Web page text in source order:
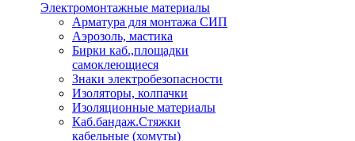
Электромонтажные материалы
Арматура для монтажа СИП
Аэрозоль, мастика
Бирки каб.,площадки
самоклеющиеся
Знаки электробезопасности
Изоляторы, колпачки
Изоляционные материалы
Каб.бандаж.Стяжки
кабельные (хомуты)